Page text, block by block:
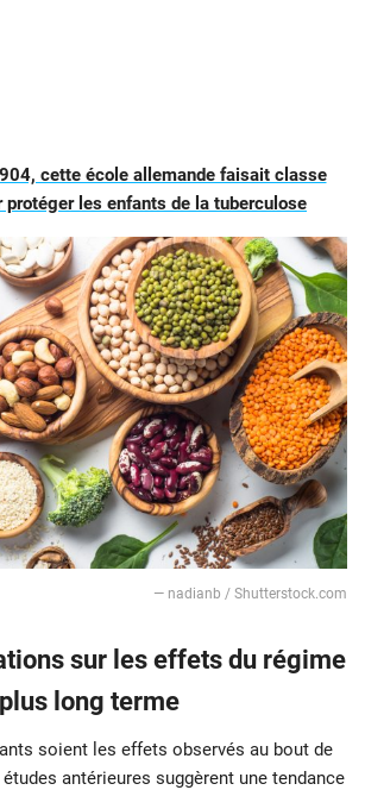
cette école allemande faisait classe
protéger les enfants de la tuberculose
— nadianb / Shutterstock.com
sur les effets du régime
long terme
soient les effets observés au bout de
antérieures suggèrent une tendance